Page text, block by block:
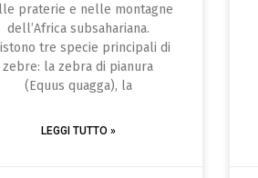
praterie e nelle montagne
dell’Africa subsahariana.
tre specie principali di
zebre: la zebra di pianura
(Equus quagga), la
LEGGI TUTTO »